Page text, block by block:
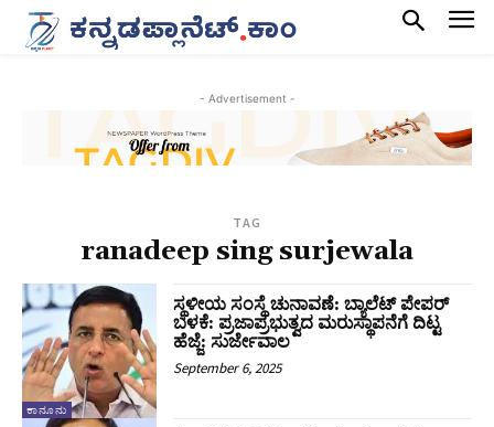
- Advertisement -
TAG
ranadeep sing surjewala
ಕಾನೂನು
ಸ್ಥಳೀಯ ಸಂಸ್ಥೆ ಚುನಾವಣೆ: ಬ್ಯಾಲೆಟ್ ಪೇಪರ್
ಬಳಕೆ: ಪ್ರಜಾಪ್ರಭುತ್ವದ ಮರುಸ್ಥಾಪನೆಗೆ ದಿಟ್ಟ
ಹೆಜ್ಜೆ: ಸುರ್ಜೇವಾಲ
September 6, 2025